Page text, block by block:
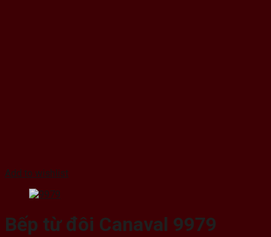
Add to wishlist
Bếp từ đôi Canaval 9979